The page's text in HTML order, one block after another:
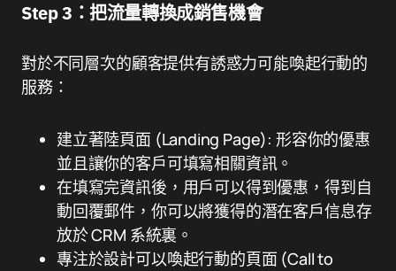
Step 3：把流量轉換成銷售機會
對於不同層次的顧客提供有誘惑力可能喚起行動的
服務：
建立著陸頁面 (Landing Page): 形容你的優惠
並且讓你的客戶可填寫相關資訊。
在填寫完資訊後，用戶可以得到優惠，得到自
動回覆郵件，你可以將獲得的潛在客戶信息存
放於 CRM 系統裏。
專注於設計可以喚起行動的頁面 (Call to